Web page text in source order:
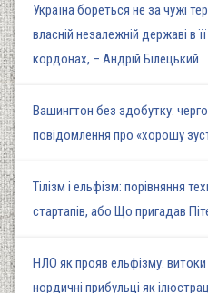
Україна бореться не за чужі
власній незалежній державі в
кордонах, – Андрій Білецький
Вашингтон без здобутку:
повідомлення про «хорошу
Тілізм і ельфізм: порівняння
стартапів, або Що пригадав
НЛО як прояв ельфізму:
нордичні прибульці як